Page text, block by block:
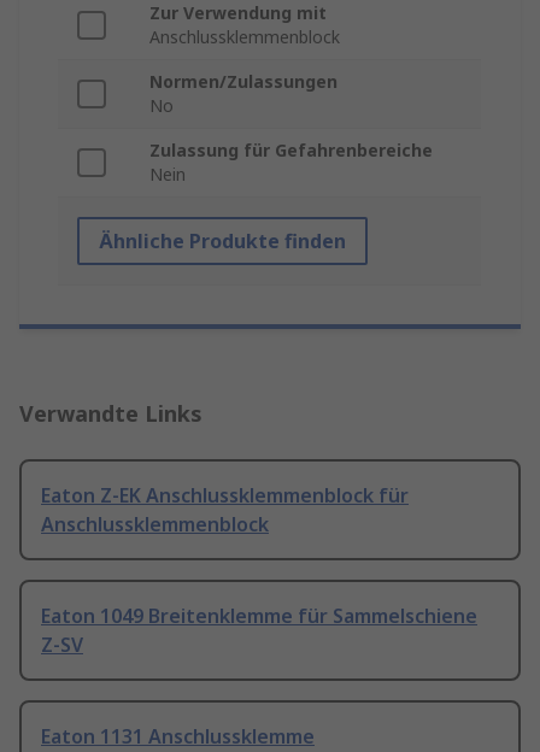
Zur Verwendung mit
Anschlussklemmenblock
Normen/Zulassungen
No
Zulassung für Gefahrenbereiche
Nein
Ähnliche Produkte finden
Verwandte Links
Eaton Z-EK Anschlussklemmenblock für
Anschlussklemmenblock
Eaton 1049 Breitenklemme für Sammelschiene
Z-SV
Eaton 1131 Anschlussklemme